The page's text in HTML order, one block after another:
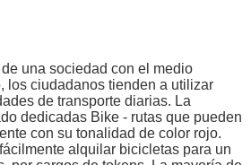
una sociedad con el medio
los ciudadanos tienden a utilizar
de transporte diarias. La
dedicadas Bike - rutas que pueden
con su tonalidad de color rojo.
alquilar bicicletas para un